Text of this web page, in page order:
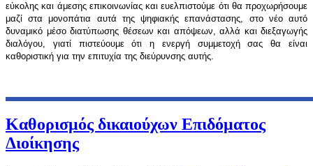
εύκολης και άμεσης επικοινωνίας και ευελπιστούμε ότι θα προχωρήσουμε
μαζί στα μονοπάτια αυτά της ψηφιακής επανάστασης, στο νέο αυτό
δυναμικό μέσο διατύπωσης θέσεων και απόψεων, αλλά και διεξαγωγής
διαλόγου, γιατί πιστεύουμε ότι η ενεργή συμμετοχή σας θα είναι
καθοριστική για την επιτυχία της διεύρυνσης αυτής.
Καθορισμός δικαιούχων Επιδόματος
Διοίκησης